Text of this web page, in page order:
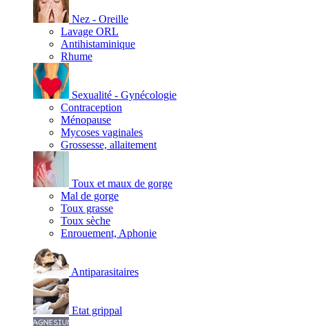
Nez - Oreille
Lavage ORL
Antihistaminique
Rhume
Sexualité - Gynécologie
Contraception
Ménopause
Mycoses vaginales
Grossesse, allaitement
Toux et maux de gorge
Mal de gorge
Toux grasse
Toux sèche
Enrouement, Aphonie
Antiparasitaires
Etat grippal